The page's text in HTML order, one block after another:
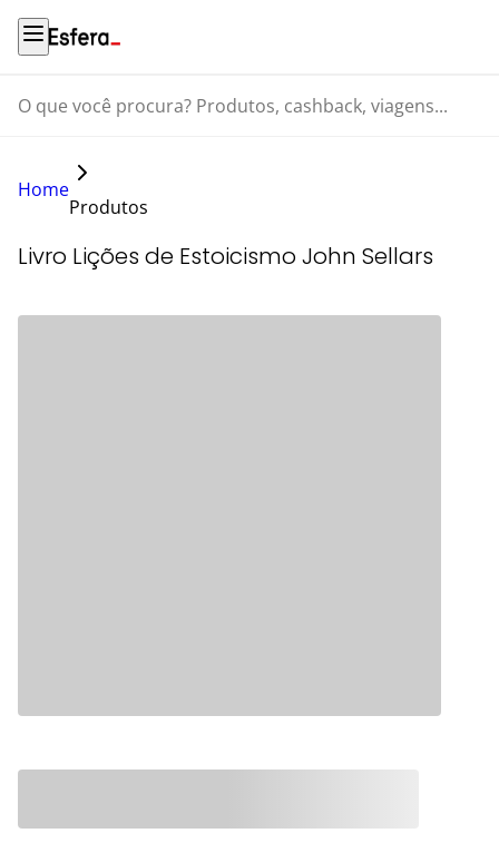
O que você procura? Produtos, cashback, viagens...
Home
Produtos
Livro Lições de Estoicismo John Sellars